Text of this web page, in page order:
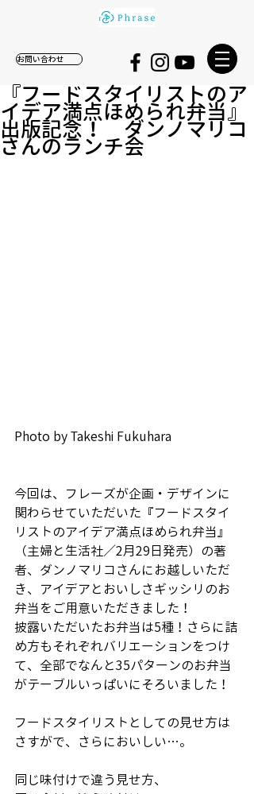
お問い合わせ
『フードスタイリストのア
イデア満点ほめられ弁当』
出版記念！ ダンノマリコ
さんのランチ会
Photo by Takeshi Fukuhara
今回は、フレーズが企画・デザインに
関わらせていただいた『フードスタイ
リストのアイデア満点ほめられ弁当』
（主婦と生活社／2月29日発売）の著
者、ダンノマリコさんにお越しいただ
き、アイデアとおいしさギッシリのお
弁当をご用意いただきました！
披露いただいたお弁当は5種！さらに詰
め方もそれぞれバリエーションをつけ
て、全部でなんと35パターンのお弁当
がテーブルいっぱいにそろいました！
フードスタイリストとしての見せ方は
さすがで、さらにおいしい…。
同じ味付けで違う見せ方、